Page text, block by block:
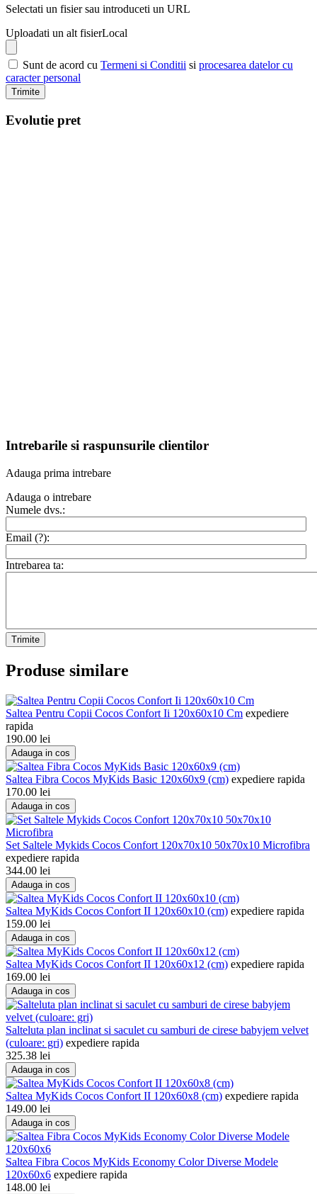
Selectati un fisier sau introduceti un URL
Uploadati un alt fisierLocal
Sunt de acord cu Termeni si Conditii si procesarea datelor cu
caracter personal
Trimite
Evolutie pret
Intrebarile si raspunsurile clientilor
Adauga prima intrebare
Adauga o intrebare
Numele dvs.:
Email (?):
Intrebarea ta:
Trimite
Produse similare
Saltea Pentru Copii Cocos Confort Ii 120x60x10 Cm expediere
rapida
190.00 lei
Adauga in cos
Saltea Fibra Cocos MyKids Basic 120x60x9 (cm) expediere rapida
170.00 lei
Adauga in cos
Set Saltele Mykids Cocos Confort 120x70x10 50x70x10 Microfibra
expediere rapida
344.00 lei
Adauga in cos
Saltea MyKids Cocos Confort II 120x60x10 (cm) expediere rapida
159.00 lei
Adauga in cos
Saltea MyKids Cocos Confort II 120x60x12 (cm) expediere rapida
169.00 lei
Adauga in cos
Salteluta plan inclinat si saculet cu samburi de cirese babyjem velvet
(culoare: gri) expediere rapida
325.38 lei
Adauga in cos
Saltea MyKids Cocos Confort II 120x60x8 (cm) expediere rapida
149.00 lei
Adauga in cos
Saltea Fibra Cocos MyKids Economy Color Diverse Modele
120x60x6 expediere rapida
148.00 lei